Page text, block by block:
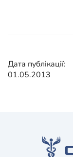
Дата публікації:
01.05.2013